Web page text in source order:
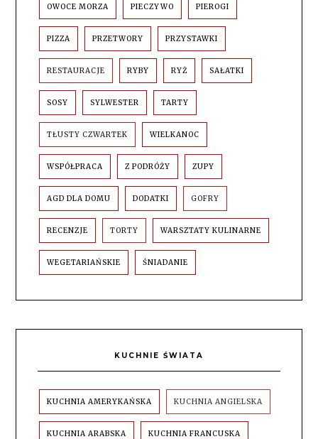
OWOCE MORZA PIECZYWO PIEROGI
PIZZA PRZETWORY PRZYSTAWKI
RESTAURACJE RYBY RYŻ SAŁATKI
SOSY SYLWESTER TARTY
TŁUSTY CZWARTEK WIELKANOC
WSPÓŁPRACA Z PODRÓŻY ZUPY
AGD DLA DOMU DODATKI GOFRY
RECENZJE TORTY WARSZTATY KULINARNE
WEGETARIAŃSKIE ŚNIADANIE
KUCHNIE ŚWIATA
KUCHNIA AMERYKAŃSKA KUCHNIA ANGIELSKA
KUCHNIA ARABSKA KUCHNIA FRANCUSKA